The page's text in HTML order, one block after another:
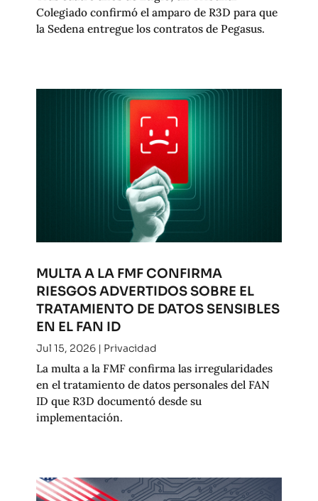
Colegiado confirmó el amparo de R3D para que
la Sedena entregue los contratos de Pegasus.
MULTA A LA FMF CONFIRMA
RIESGOS ADVERTIDOS SOBRE EL
TRATAMIENTO DE DATOS SENSIBLES
EN EL FAN ID
Jul 15, 2026| Privacidad
La multa a la FMF confirma las irregularidades
en el tratamiento de datos personales del FAN
ID que R3D documentó desde su
implementación.